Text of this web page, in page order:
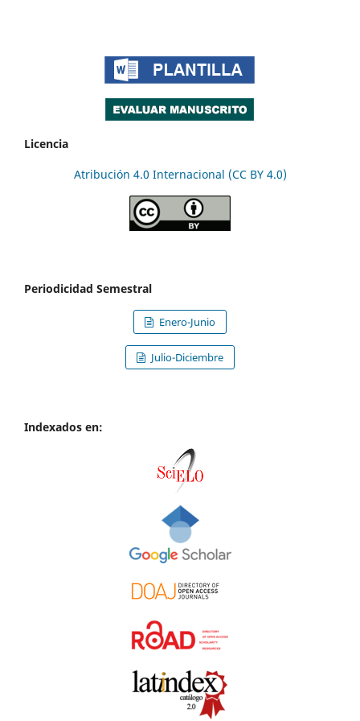
Licencia
Atribución 4.0 Internacional (CC BY 4.0)
Periodicidad Semestral
Enero-Junio
Julio-Diciembre
Indexados en: